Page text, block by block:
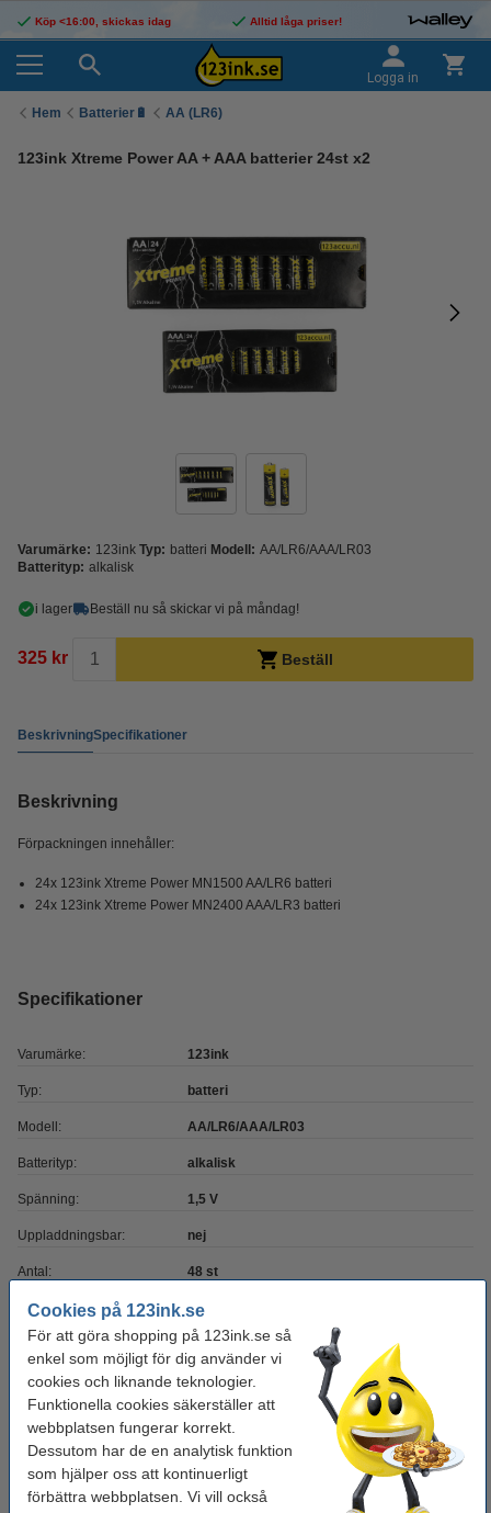
Cookies på 123ink.se
För att göra shopping på 123ink.se så
enkel som möjligt för dig använder vi
cookies och liknande teknologier.
Funktionella cookies säkerställer att
webbplatsen fungerar korrekt.
Dessutom har de en analytisk funktion
som hjälper oss att kontinuerligt
förbättra webbplatsen. Vi vill också
Köp <16:00, skickas idag Alltid låga priser!
Logga in
Hem Batterier🔋 AA (LR6)
123ink Xtreme Power AA + AAA batterier 24st x2
Varumärke: 123ink Typ: batteri Modell: AA/LR6/AAA/LR03
Batterityp: alkalisk
i lager Beställ nu så skickar vi på måndag!
325 kr Beställ
BeskrivningSpecifikationer
Beskrivning
Förpackningen innehåller:
24x 123ink Xtreme Power MN1500 AA/LR6 batteri
24x 123ink Xtreme Power MN2400 AAA/LR3 batteri
Specifikationer
Varumärke: 123ink
Typ: batteri
Modell: AA/LR6/AAA/LR03
Batterityp: alkalisk
Spänning: 1,5 V
Uppladdningsbar: nej
Antal: 48 st
Säkerhetsdatablad: Manual
Extra information
även som:
Batteribenämning:
A.A
A.A.A LR03
LR06
LR3
LR6 Mignon
mini penlite